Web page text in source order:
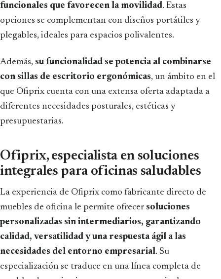
funcionales que favorecen la movilidad. Estas
opciones se complementan con diseños portátiles y
plegables, ideales para espacios polivalentes.
Además, su funcionalidad se potencia al combinarse
con sillas de escritorio ergonómicas, un ámbito en el
que Ofiprix cuenta con una extensa oferta adaptada a
diferentes necesidades posturales, estéticas y
presupuestarias.
Ofiprix, especialista en soluciones
integrales para oficinas saludables
La experiencia de Ofiprix como fabricante directo de
muebles de oficina le permite ofrecer soluciones
personalizadas sin intermediarios, garantizando
calidad, versatilidad y una respuesta ágil a las
necesidades del entorno empresarial. Su
especialización se traduce en una línea completa de